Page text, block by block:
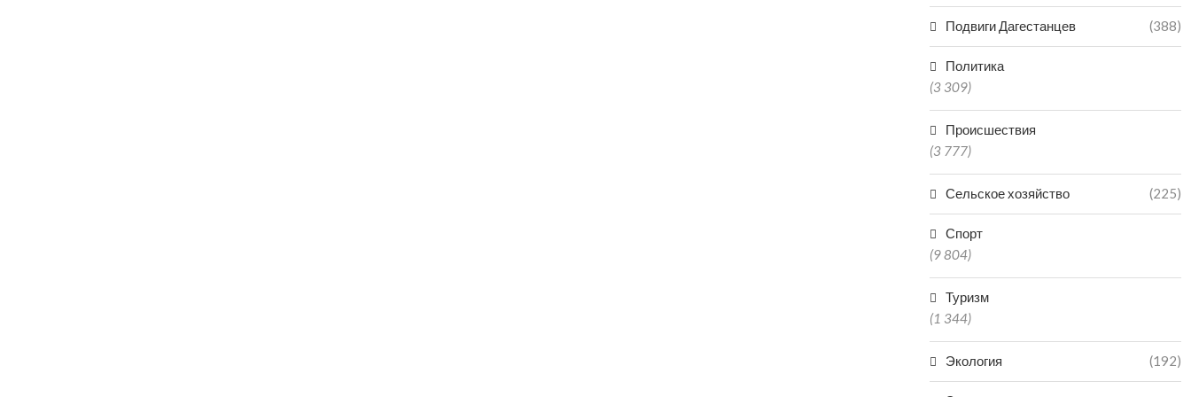
Подвиги Дагестанцев (388)
Политика
(3 309)
Происшествия
(3 777)
Сельское хозяйство (225)
Спорт
(9 804)
Туризм
(1 344)
Экология (192)